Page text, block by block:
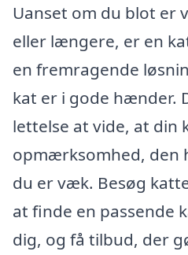
Uanset om du blot er
eller længere, er en
en fremragende
kat er i gode hænder.
lettelse at vide, at din
opmærksomhed, den
du er væk. Besøg
at finde en passende
dig, og få tilbud, der